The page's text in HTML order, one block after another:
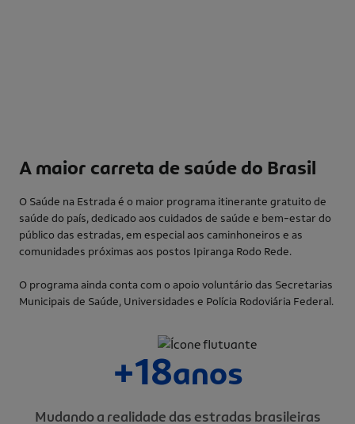
A maior carreta de saúde do Brasil
O Saúde na Estrada é o maior programa itinerante gratuito de
saúde do país, dedicado aos cuidados de saúde e bem-estar do
público das estradas, em especial aos caminhoneiros e as
comunidades próximas aos postos Ipiranga Rodo Rede.
O programa ainda conta com o apoio voluntário das Secretarias
Municipais de Saúde, Universidades e Polícia Rodoviária Federal.
+18anos
Mudando a realidade das estradas brasileiras